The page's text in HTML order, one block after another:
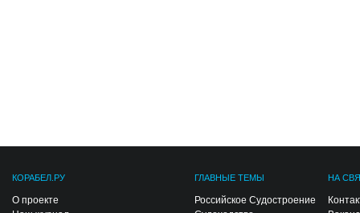
КОРАБЕЛ.РУ
О проекте
ГЛАВНЫЕ ТЕМЫ
Российское Судостроение
НА